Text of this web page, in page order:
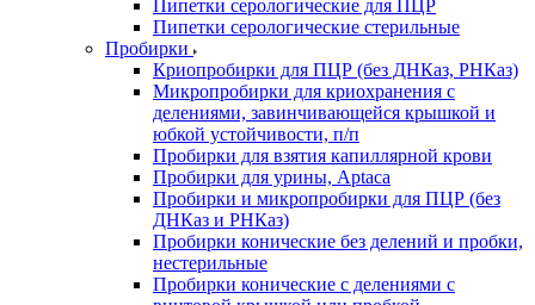
Пипетки серологические для ПЦР
Пипетки серологические стерильные
Пробирки
Криопробирки для ПЦР (без ДНКаз, РНКаз)
Микропробирки для криохранения с
делениями, завинчивающейся крышкой и
юбкой устойчивости, п/п
Пробирки для взятия капиллярной крови
Пробирки для урины, Aptaca
Пробирки и микропробирки для ПЦР (без
ДНКаз и РНКаз)
Пробирки конические без делений и пробки,
нестерильные
Пробирки конические с делениями с